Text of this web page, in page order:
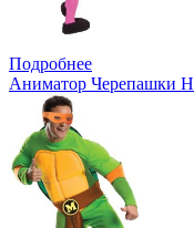
Подробнее
Аниматор Черепашки